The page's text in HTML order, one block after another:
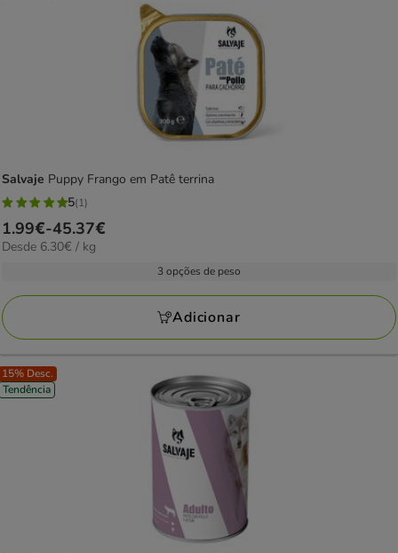
Salvaje Puppy Frango em Patê terrina
5
estrelas
com
avaliações
5(1)
Preço
de
45.37€
1.99€-45.37€
6.30€
Desde 6.30€ / kg
3 opções de peso
Adicionar
15% Desc.
Tendência